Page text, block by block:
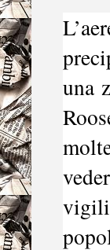
una
vigili